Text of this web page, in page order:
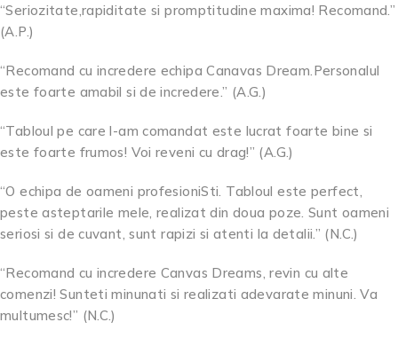
“Seriozitate,rapiditate si promptitudine maxima! Recomand.”
(A.P.)
“Recomand cu incredere echipa Canavas Dream.Personalul
este foarte amabil si de incredere.” (A.G.)
“Tabloul pe care l-am comandat este lucrat foarte bine si
este foarte frumos! Voi reveni cu drag!” (A.G.)
“O echipa de oameni profesioniSti. Tabloul este perfect,
peste asteptarile mele, realizat din doua poze. Sunt oameni
seriosi si de cuvant, sunt rapizi si atenti la detalii.” (N.C.)
“Recomand cu incredere Canvas Dreams, revin cu alte
comenzi! Sunteti minunati si realizati adevarate minuni. Va
multumesc!” (N.C.)